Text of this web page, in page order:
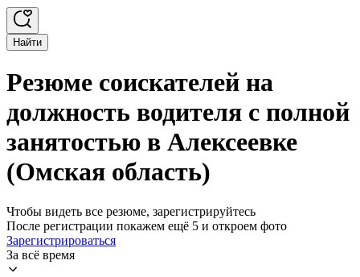
Найти
Резюме соискателей на
должность водителя с полной
занятостью в Алексеевке
(Омская область)
Чтобы видеть все резюме, зарегистрируйтесь
После регистрации покажем ещё 5 и откроем фото
Зарегистрироваться
За всё время